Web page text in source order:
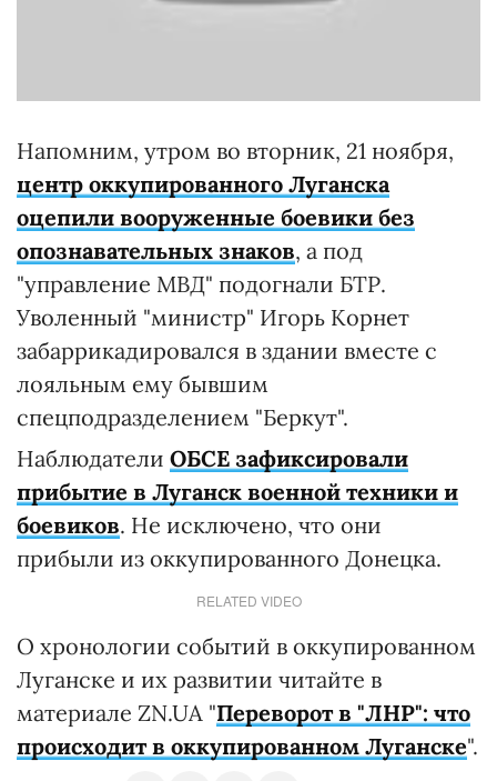
Напомним, утром во вторник, 21 ноября,
центр оккупированного Луганска
оцепили вооруженные боевики без
опознавательных знаков, а под
"управление МВД" подогнали БТР.
Уволенный "министр" Игорь Корнет
забаррикадировался в здании вместе с
лояльным ему бывшим
спецподразделением "Беркут".
Наблюдатели ОБСЕ зафиксировали
прибытие в Луганск военной техники и
боевиков. Не исключено, что они
прибыли из оккупированного Донецка.
RELATED VIDEO
О хронологии событий в оккупированном
Луганске и их развитии читайте в
материале ZN.UA "Переворот в "ЛНР": что
происходит в оккупированном Луганске".